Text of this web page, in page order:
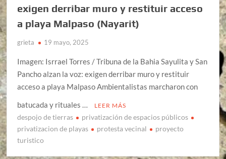
exigen derribar muro y restituir acceso
a playa Malpaso (Nayarit)
grieta 19 mayo, 2025
Imagen: Isrrael Torres / Tribuna de la Bahia Sayulita y San
Pancho alzan la voz: exigen derribar muro y restituir
acceso a playa Malpaso Ambientalistas marcharon con
batucada y rituales …
LEER MÁS
despojo de tierras
privatización de espacios públicos
privatizacion de playas
protesta vecinal
proyecto
turistico